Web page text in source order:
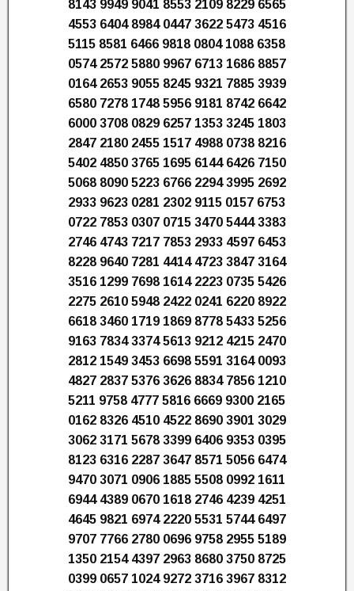
8143 9949 9041 8553 2109 8229 6565
4553 6404 8984 0447 3622 5473 4516
5115 8581 6466 9818 0804 1088 6358
0574 2572 5880 9967 6713 1686 8857
0164 2653 9055 8245 9321 7885 3939
6580 7278 1748 5956 9181 8742 6642
6000 3708 0829 6257 1353 3245 1803
2847 2180 2455 1517 4988 0738 8216
5402 4850 3765 1695 6144 6426 7150
5068 8090 5223 6766 2294 3995 2692
2933 9623 0281 2302 9115 0157 6753
0722 7853 0307 0715 3470 5444 3383
2746 4743 7217 7853 2933 4597 6453
8228 9640 7281 4414 4723 3847 3164
3516 1299 7698 1614 2223 0735 5426
2275 2610 5948 2422 0241 6220 8922
6618 3460 1719 1869 8778 5433 5256
9163 7834 3374 5613 9212 4215 2470
2812 1549 3453 6698 5591 3164 0093
4827 2837 5376 3626 8834 7856 1210
5211 9758 4777 5816 6669 9300 2165
0162 8326 4510 4522 8690 3901 3029
3062 3171 5678 3399 6406 9353 0395
8123 6316 2287 3647 8571 5056 6474
9470 3071 0906 1885 5508 0992 1611
6944 4389 0670 1618 2746 4239 4251
4645 9821 6974 2220 5531 5744 6497
9707 7766 2780 0696 9758 2955 5189
1350 2154 4397 2963 8680 3750 8725
0399 0657 1024 9272 3716 3967 8312